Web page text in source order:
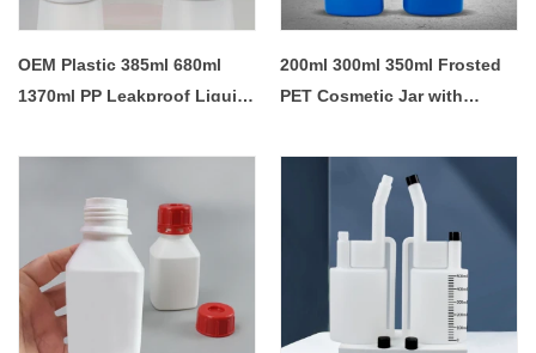
OEM Plastic 385ml 680ml
1370ml PP Leakproof Liquid
Measuring Chemical Fluid
Refinish - COPY - bfa7c3
200ml 300ml 350ml Frosted
PET Cosmetic Jar with